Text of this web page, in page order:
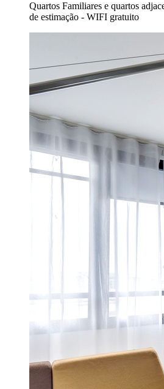
Quartos Familiares e quartos
de estimação - WIFI gratuito